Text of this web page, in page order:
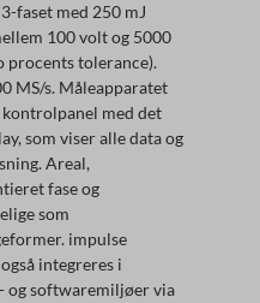
faset med 250 mJ
100 volt og 5000
tolerance).
MS/s. Måleapparatet
med det
som viser alle data og
Areal,
fase og
som
impulse
integreres i
og softwaremiljøer via